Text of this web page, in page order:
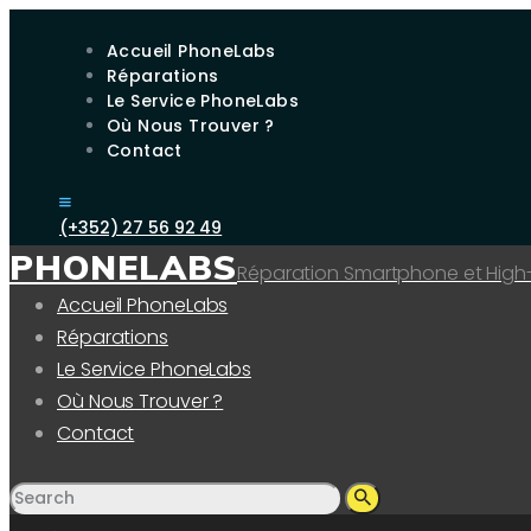
Accueil PhoneLabs
Réparations
Le Service PhoneLabs
Où Nous Trouver ?
Contact
(+352) 27 56 92 49
PHONELABSRéparation Smartphone et
Accueil PhoneLabs
Réparations
Le Service PhoneLabs
Où Nous Trouver ?
Contact